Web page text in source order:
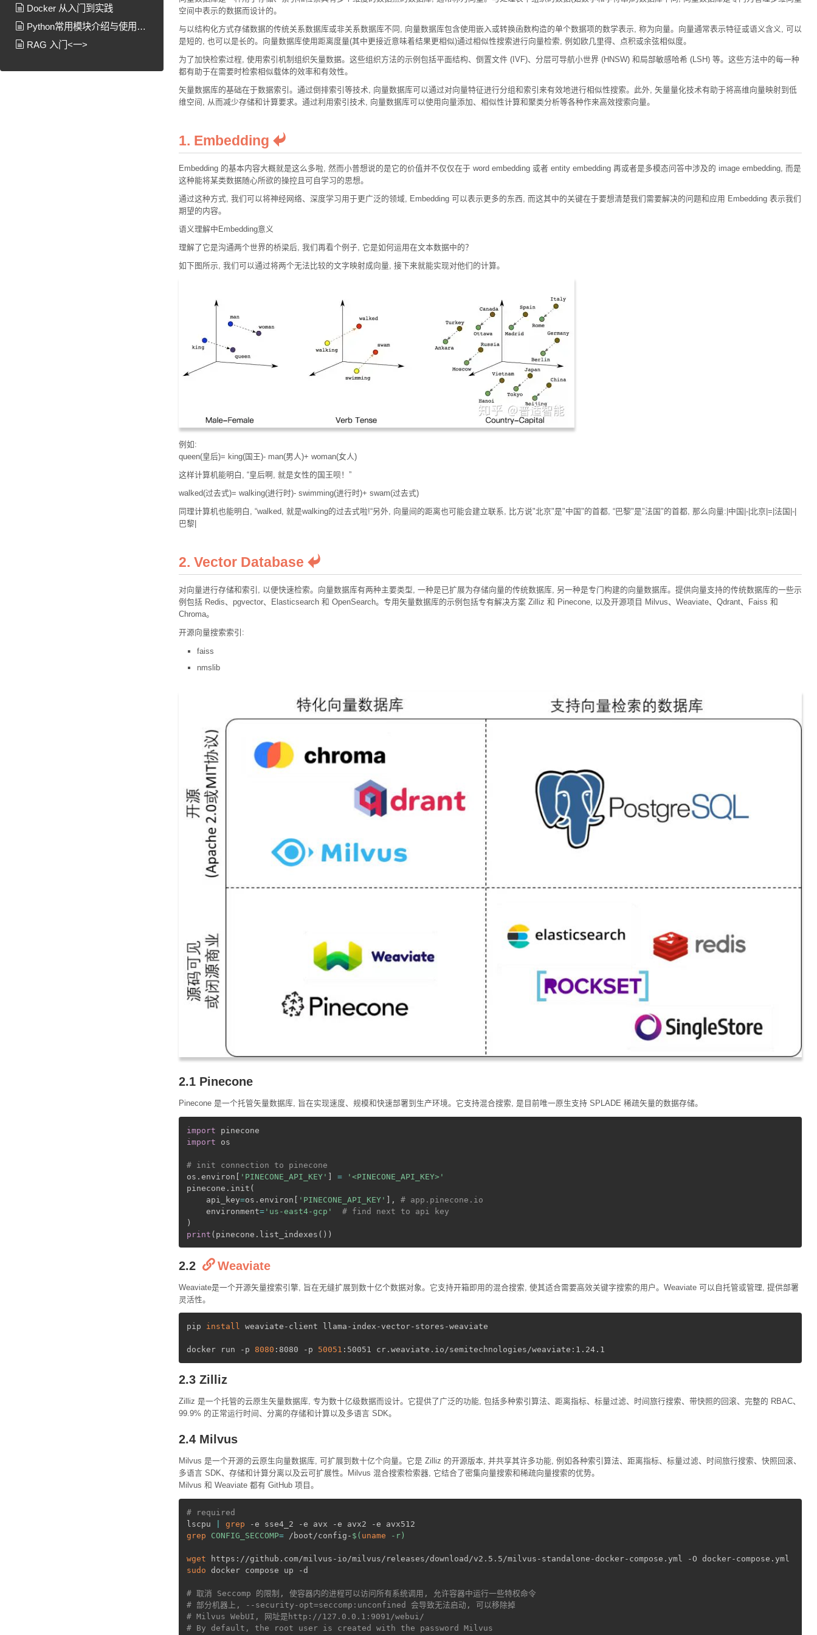
Docker 从入门到实践
Python常用模块介绍与使用说
明 RAG 入门<一>
空间中表示的数据而设计的。
与以结构化方式存储数据的传统关系数据库或非关系数据库不同, 向量数据库包含使用嵌入或转换函数构造的单个数据项的数学表示, 称为向量。向量通常表示特征或语义含义, 可以
是短的, 也可以是长的。向量数据库使用距离度量(其中更接近意味着结果更相似)通过相似性搜索进行向量检索, 例如欧几里得、点积或余弦相似度。
为了加快检索过程, 使用索引机制组织矢量数据。这些组织方法的示例包括平面结构、倒置文件 (IVF)、分层可导航小世界 (HNSW) 和局部敏感哈希 (LSH) 等。这些方法中的每一种
都有助于在需要时检索相似载体的效率和有效性。
矢量数据库的基础在于数据索引。通过倒排索引等技术, 向量数据库可以通过对向量特征进行分组和索引来有效地进行相似性搜索。此外, 矢量量化技术有助于将高维向量映射到低
维空间, 从而减少存储和计算要求。通过利用索引技术, 向量数据库可以使用向量添加、相似性计算和聚类分析等各种作来高效搜索向量。
1. Embedding
Embedding 的基本内容大概就是这么多啦, 然而小普想说的是它的价值并不仅仅在于 word embedding 或者 entity embedding 再或者是多模态问答中涉及的 image embedding, 而是
这种能将某类数据随心所欲的操控且可自学习的思想。
通过这种方式, 我们可以将神经网络、深度学习用于更广泛的领域, Embedding 可以表示更多的东西, 而这其中的关键在于要想清楚我们需要解决的问题和应用 Embedding 表示我们
期望的内容。
语义理解中Embedding意义
理解了它是沟通两个世界的桥梁后, 我们再看个例子, 它是如何运用在文本数据中的？
如下图所示, 我们可以通过将两个无法比较的文字映射成向量, 接下来就能实现对他们的计算。
例如:
queen(皇后)= king(国王)- man(男人)+ woman(女人)
这样计算机能明白, “皇后啊, 就是女性的国王呗！”
walked(过去式)= walking(进行时)- swimming(进行时)+ swam(过去式)
同理计算机也能明白, “walked, 就是walking的过去式啦!“另外, 向量间的距离也可能会建立联系, 比方说"北京"是"中国"的首都, “巴黎"是"法国"的首都, 那么向量:|中国|-|北京|=|法国|-|
巴黎|
2. Vector Database
对向量进行存储和索引, 以便快速检索。向量数据库有两种主要类型, 一种是已扩展为存储向量的传统数据库, 另一种是专门构建的向量数据库。提供向量支持的传统数据库的一些示
例包括 Redis、pgvector、Elasticsearch 和 OpenSearch。专用矢量数据库的示例包括专有解决方案 Zilliz 和 Pinecone, 以及开源项目 Milvus、Weaviate、Qdrant、Faiss 和
Chroma。
开源向量搜索索引:
faiss
nmslib
2.1 Pinecone
Pinecone 是一个托管矢量数据库, 旨在实现速度、规模和快速部署到生产环境。它支持混合搜索, 是目前唯一原生支持 SPLADE 稀疏矢量的数据存储。
import
import os
# init connection to pinecone
os . environ [ 'PINECONE_API_KEY' ] =
'<PINECONE_API_KEY>'
pinecone . init (
    api_key
=os . environ [ 'PINECONE_API_KEY' ] ,
# app.pinecone.io
    environment
='us-east4-gcp'
# find next to api key
)
print ( pinecone . list_indexes ( ) )
2.2 Weaviate
Weaviate是一个开源矢量搜索引擎, 旨在无缝扩展到数十亿个数据对象。它支持开箱即用的混合搜索, 使其适合需要高效关键字搜索的用户。Weaviate 可以自托管或管理, 提供部署
灵活性。
pip install weaviate-client llama-index-vector-stores-weaviate
docker run -p 8080 :8080 -p 50051
2.3 Zilliz
Zilliz 是一个托管的云原生矢量数据库, 专为数十亿级数据而设计。它提供了广泛的功能, 包括多种索引算法、距离指标、标量过滤、时间旅行搜索、带快照的回滚、完整的 RBAC、
99.9% 的正常运行时间、分离的存储和计算以及多语言 SDK。
2.4 Milvus
Milvus 是一个开源的云原生向量数据库, 可扩展到数十亿个向量。它是 Zilliz 的开源版本, 并共享其许多功能, 例如各种索引算法、距离指标、标量过滤、时间旅行搜索、快照回滚、
多语言 SDK、存储和计算分离以及云可扩展性。Milvus 混合搜索检索器, 它结合了密集向量搜索和稀疏向量搜索的优势。
Milvus 和 Weaviate 都有 GitHub 项目。
# required
lscpu
grep
grep
CONFIG_SECCOMP= /boot/config- $( uname -r)
wget
sudo docker compose up -d
# 取消 Seccomp 的限制, 使容器内的进程可以访问所有系统调用, 允许容器中运行一些特权命令
# 部分机器上, --security-opt=seccomp:unconfined 会导致无法启动, 可以移除掉
# Milvus WebUI, 网址是http://127.0.0.1:9091/webui/
# By default, the root user is created with the password Milvus